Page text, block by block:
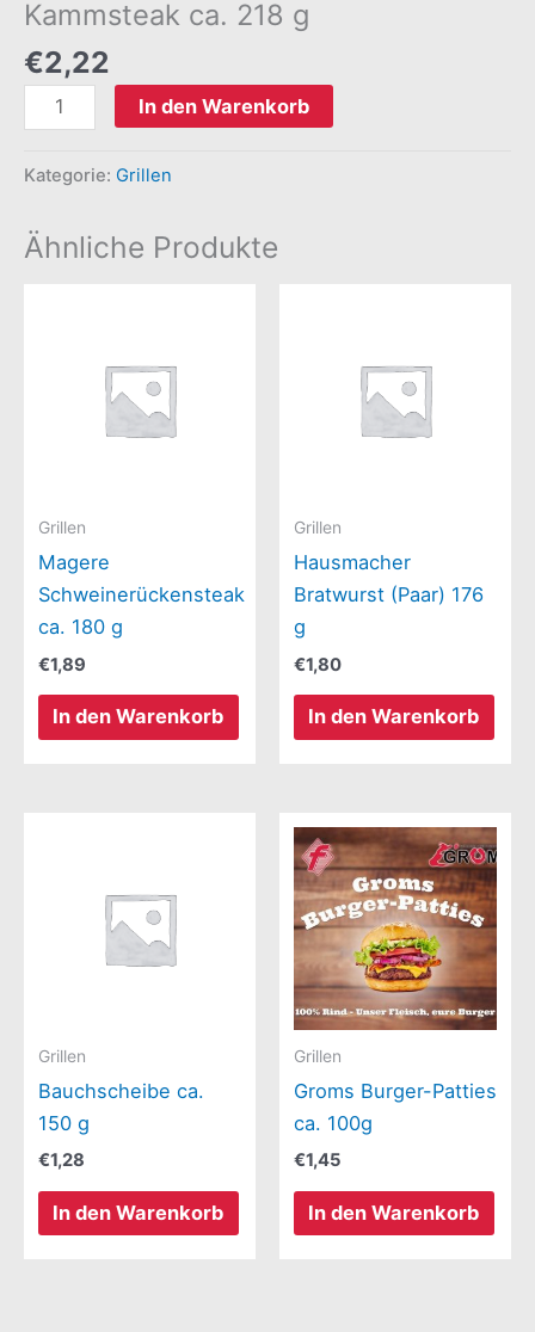
Kammsteak ca. 218 g
€2,22
In den Warenkorb
Kategorie: Grillen
Ähnliche Produkte
Grillen
Magere
Schweinerückensteak
ca. 180 g
€1,89
In den Warenkorb
Grillen
Hausmacher
Bratwurst (Paar) 176
g
€1,80
In den Warenkorb
Grillen
Bauchscheibe ca.
150 g
€1,28
In den Warenkorb
Grillen
Groms Burger-Patties
ca. 100g
€1,45
In den Warenkorb